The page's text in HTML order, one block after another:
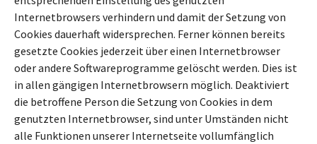
Internetbrowsers verhindern und damit der Setzung von
Cookies dauerhaft widersprechen. Ferner können bereits
gesetzte Cookies jederzeit über einen Internetbrowser
oder andere Softwareprogramme gelöscht werden. Dies ist
in allen gängigen Internetbrowsern möglich. Deaktiviert
die betroffene Person die Setzung von Cookies in dem
genutzten Internetbrowser, sind unter Umständen nicht
alle Funktionen unserer Internetseite vollumfänglich